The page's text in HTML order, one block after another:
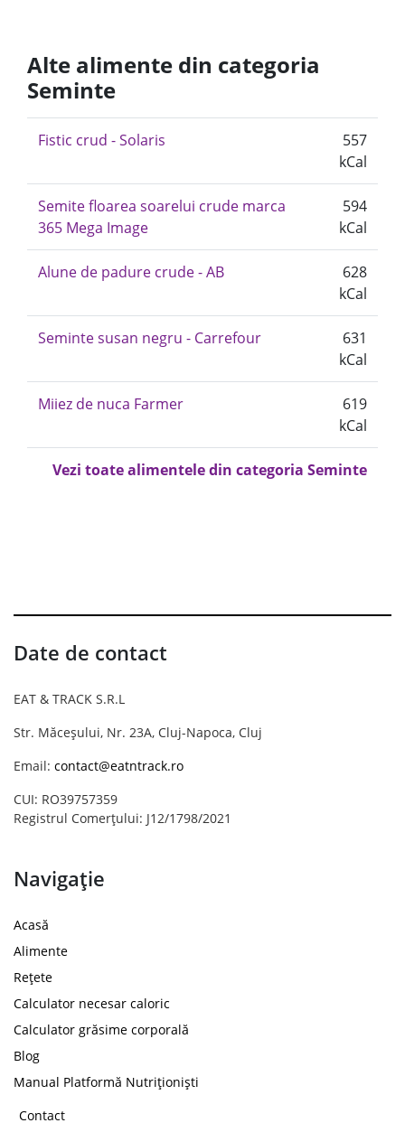
Alte alimente din categoria
Seminte
Fistic crud - Solaris
557
kCal
Semite floarea soarelui crude marca
365 Mega Image
594
kCal
Alune de padure crude - AB
628
kCal
Seminte susan negru - Carrefour
631
kCal
Miiez de nuca Farmer
619
kCal
Vezi toate alimentele din categoria Seminte
Date de contact
EAT & TRACK S.R.L
Str. Măceșului, Nr. 23A, Cluj-Napoca, Cluj
Email: contact@eatntrack.ro
CUI: RO39757359
Registrul Comerțului: J12/1798/2021
Navigație
Acasă
Alimente
Rețete
Calculator necesar caloric
Calculator grăsime corporală
Blog
Manual Platformă Nutriționiști
Contact